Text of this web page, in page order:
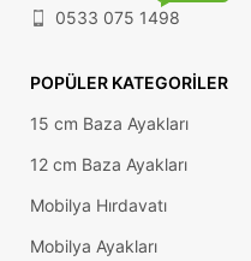
0533 075 1498
POPÜLER KATEGORILER
15 cm Baza Ayakları
12 cm Baza Ayakları
Mobilya Hırdavatı
Mobilya Ayakları